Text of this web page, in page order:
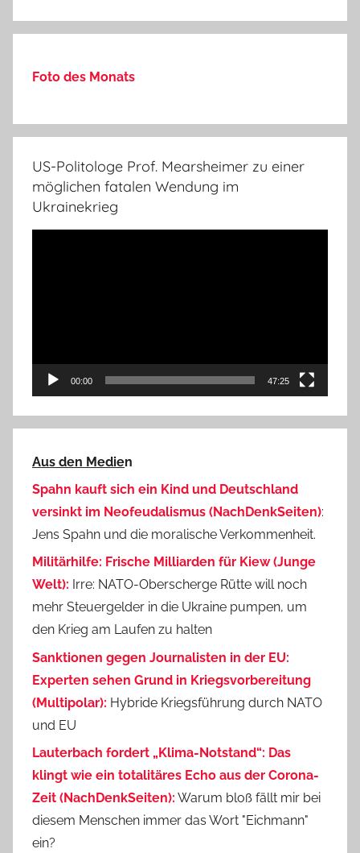
Foto des Monats
US-Politologe Prof. Mearsheimer zu einer
möglichen fatalen Wendung im
Ukrainekrieg
00:00 47:25
Aus den Medien
Spahn kauft sich ein Kind und Deutschland
versinkt im Neofeudalismus (NachDenkSeiten):
Jens Spahn und die moralische Verkommenheit.
Militärhilfe: Frische Milliarden für Kiew (Junge
Welt): Irre: NATO-Oberscherge Rütte will noch
mehr Steuergelder in die Ukraine pumpen, um
den Krieg am Laufen zu halten
Sanktionen gegen Journalisten in der EU:
Experten sehen Grund in Kriegsvorbereitung
(Multipolar): Hybride Kriegsführung durch NATO
und EU
Lauterbach fordert „Klima-Notstand“: Das
klingt wie ein totalitäres Echo aus der Corona-
Zeit (NachDenkSeiten): Warum bloß fällt mir bei
diesem Menschen immer das Wort "Eichmann"
ein?